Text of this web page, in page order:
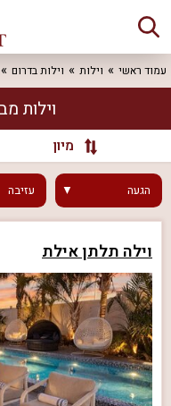
עמוד ראשי וילות וילות בדרום
וילות
מיון
הגעה עזיבה
וילה תלתן אילת